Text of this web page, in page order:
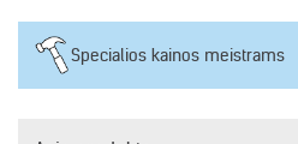
Specialios kainos meistrams